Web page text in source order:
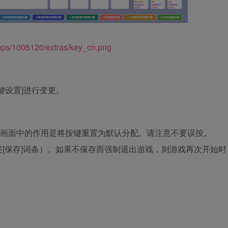
1005120/extras/key_cn.png
置]进行变更。
中的作用是将按键重置为默认分配。请注意不要误按。
存]词条）。如果不保存而强制退出游戏，则游戏再次开始时